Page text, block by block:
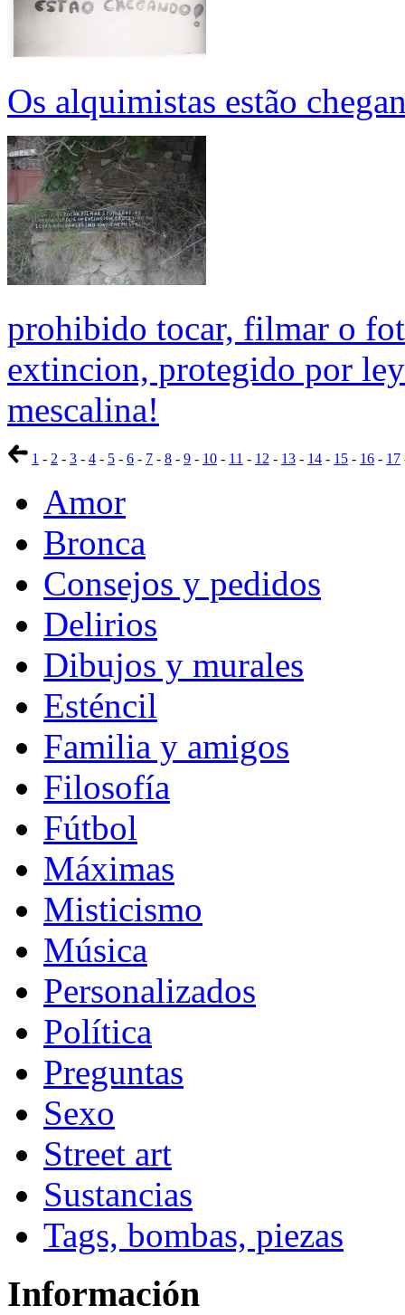
Os alquimistas estão
prohibido tocar, filmar o
extincion, protegido por
mescalina!
1 - 2 - 3 - 4 - 5 - 6 - 7 - 8 - 9 - 10 - 11 - 12 - 13 - 14 - 15 - 16 - 17
Amor
Bronca
Consejos y pedidos
Delirios
Dibujos y murales
Esténcil
Familia y amigos
Filosofía
Fútbol
Máximas
Misticismo
Música
Personalizados
Política
Preguntas
Sexo
Street art
Sustancias
Tags, bombas, piezas
Información